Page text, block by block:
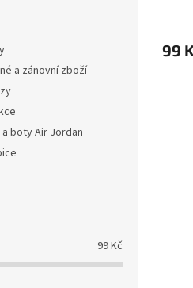
a zánovní zboží
boty Air Jordan
99Kč
99